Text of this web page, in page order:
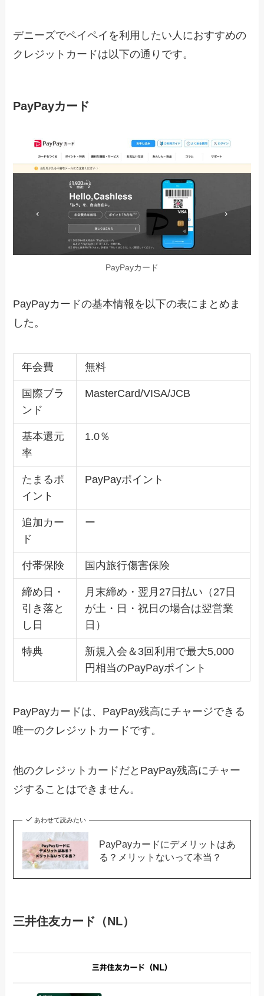
デニーズでペイペイを利用したい人におすすめの
クレジットカードは以下の通りです。
PayPayカード
PayPayカード
PayPayカードの基本情報を以下の表にまとめま
した。
年会費 無料
国際ブラ
ンド
MasterCard/VISA/JCB
基本還元
率
1.0％
たまるポ
イント
PayPayポイント
追加カー
ド
ー
付帯保険 国内旅行傷害保険
締め日・
引き落と
し日
月末締め・翌月27日払い（27日
が土・日・祝日の場合は翌営業
日）
特典
新規入会＆3回利用で最大5,000
円相当のPayPayポイント
PayPayカードは、PayPay残高にチャージできる
唯一のクレジットカードです。
他のクレジットカードだとPayPay残高にチャー
ジすることはできません。
あわせて読みたい
PayPayカードにデメリットはあ
る？メリットないって本当？
三井住友カード（NL）